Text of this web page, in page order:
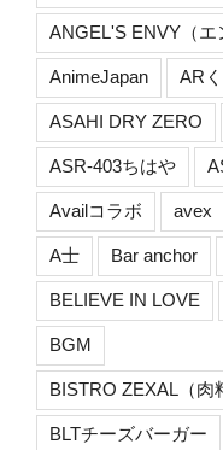
ANGEL'S ENVY（エ
AnimeJapan AR
ASAHI DRY ZERO
ASR-403ちはや
Availコラボ avex
A士 Bar anchor
BELIEVE IN LOVE
BGM
BISTRO ZEXAL（肉
BLTチーズバーガー